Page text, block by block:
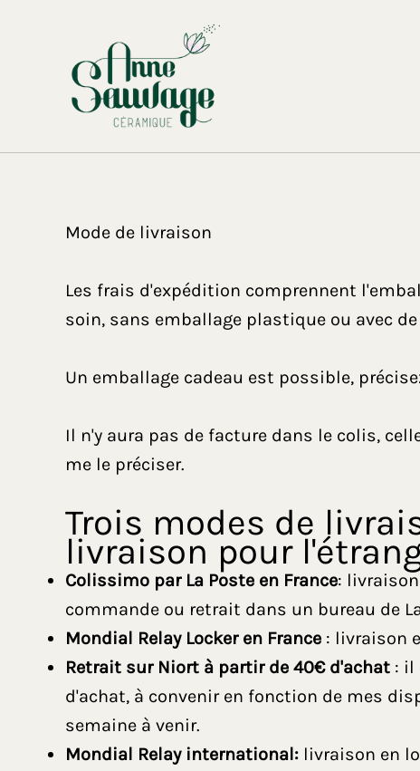
Mode de livraison
Les frais d'expédition comprennent
soin, sans emballage plastique ou avec
Un emballage cadeau est possible,
Il n'y aura pas de facture dans le colis,
me le préciser.
Trois modes de
livraison pour
Colissimo par La Poste en France:
commande ou retrait dans un bureau de
Mondial Relay Locker en France : livraison
Retrait sur Niort à partir de 40€ d'achat : il
d'achat, à convenir en fonction de mes
semaine à venir.
Mondial Relay international: livraison en